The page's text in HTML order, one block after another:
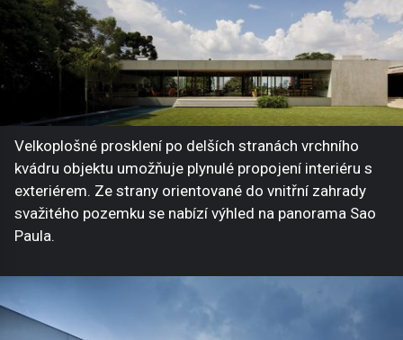
Velkoplošné prosklení po delších stranách vrchního
kvádru objektu umožňuje plynulé propojení interiéru s
exteriérem. Ze strany orientované do vnitřní zahrady
svažitého pozemku se nabízí výhled na panorama Sao
Paula.